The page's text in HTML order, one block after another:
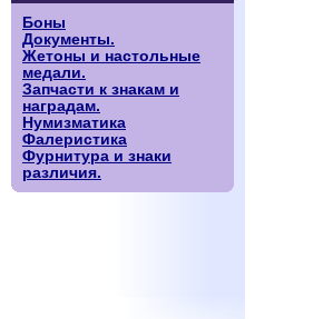
Боны
Документы.
Жетоны и настольные
медали.
Запчасти к знакам и
наградам.
Нумизматика
Фалеристика
Фурнитура и знаки
различия.